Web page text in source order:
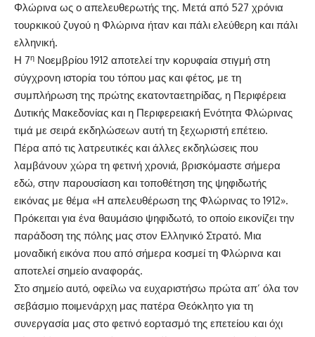
Φλώρινα ως ο απελευθερωτής της. Μετά από 527 χρόνια
τουρκικού ζυγού η Φλώρινα ήταν και πάλι ελεύθερη και πάλι
ελληνική.
Η 7η Νοεμβρίου 1912 αποτελεί την κορυφαία στιγμή στη
σύγχρονη ιστορία του τόπου μας και φέτος, με τη
συμπλήρωση της πρώτης εκατονταετηρίδας, η Περιφέρεια
Δυτικής Μακεδονίας και η Περιφερειακή Ενότητα Φλώρινας
τιμά με σειρά εκδηλώσεων αυτή τη ξεχωριστή επέτειο.
Πέρα από τις λατρευτικές και άλλες εκδηλώσεις που
λαμβάνουν χώρα τη φετινή χρονιά, βρισκόμαστε σήμερα
εδώ, στην παρουσίαση και τοποθέτηση της ψηφιδωτής
εικόνας με θέμα «Η απελευθέρωση της Φλώρινας το 1912».
Πρόκειται για ένα θαυμάσιο ψηφιδωτό, το οποίο εικονίζει την
παράδοση της πόλης μας στον Ελληνικό Στρατό. Μια
μοναδική εικόνα που από σήμερα κοσμεί τη Φλώρινα και
αποτελεί σημείο αναφοράς.
Στο σημείο αυτό, οφείλω να ευχαριστήσω πρώτα απ’ όλα τον
σεβάσμιο ποιμενάρχη μας πατέρα Θεόκλητο για τη
συνεργασία μας στο φετινό εορτασμό της επετείου και όχι